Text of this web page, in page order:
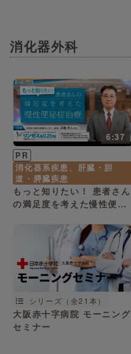
消化器外科
6:37
PR
消化器系疾患、肝臓・胆
道・膵臓疾患
もっと知りたい！ 患者さん
の満足度を考えた慢性便秘
シリーズ（全21本）
大阪赤十字病院 モーニング
セミナー